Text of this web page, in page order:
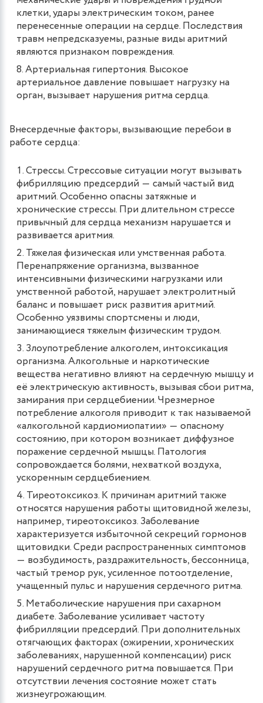
клетки, удары электрическим током, ранее
перенесенные операции на сердце. Последствия
травм непредсказуемы, разные виды аритмий
являются признаком повреждения.
Артериальная гипертония. Высокое
артериальное давление повышает нагрузку на
орган, вызывает нарушения ритма сердца.
Внесердечные факторы, вызывающие перебои в
работе сердца:
Стрессы. Стрессовые ситуации могут вызывать
фибрилляцию предсердий ― самый частый вид
аритмий. Особенно опасны затяжные и
хронические стрессы. При длительном стрессе
привычный для сердца механизм нарушается и
развивается аритмия.
Тяжелая физическая или умственная работа.
Перенапряжение организма, вызванное
интенсивными физическими нагрузками или
умственной работой, нарушает электролитный
баланс и повышает риск развития аритмий.
Особенно уязвимы спортсмены и люди,
занимающиеся тяжелым физическим трудом.
Злоупотребление алкоголем, интоксикация
организма. Алкогольные и наркотические
вещества негативно влияют на сердечную мышцу и
её электрическую активность, вызывая сбои ритма,
замирания при сердцебиении. Чрезмерное
потребление алкоголя приводит к так называемой
«алкогольной кардиомиопатии» ― опасному
состоянию, при котором возникает диффузное
поражение сердечной мышцы. Патология
сопровождается болями, нехваткой воздуха,
ускоренным сердцебиением.
Тиреотоксикоз. К причинам аритмий также
относятся нарушения работы щитовидной железы,
например, тиреотоксикоз. Заболевание
характеризуется избыточной секреций гормонов
щитовидки. Среди распространенных симптомов
― возбудимость, раздражительность, бессонница,
частый тремор рук, усиленное потоотделение,
учащенный пульс и нарушения сердечного ритма.
Метаболические нарушения при сахарном
диабете. Заболевание усиливает частоту
фибрилляции предсердий. При дополнительных
отягчающих факторах (ожирении, хронических
заболеваниях, нарушенной компенсации) риск
нарушений сердечного ритма повышается. При
отсутствии лечения состояние может стать
жизнеугрожающим.